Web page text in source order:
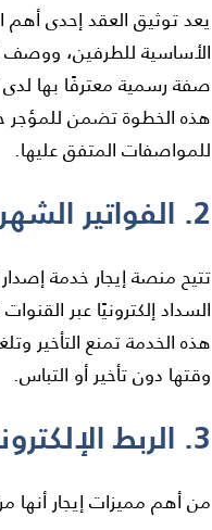
يعد توثيق العقد إحدى أهم
الأساسية للطرفين، ووصف
صفة رسمية معترفًا بها لدى
هذه الخطوة تضمن للمؤجر
للمواصفات المتفق عليها.
2. الفواتير الشهرية والسداد الإلكتروني
تتيح منصة إيجار خدمة
السداد إلكترونيًا عبر القنوات
هذه الخدمة تمنع التأخير
وقتها دون تأخير أو التباس.
3. الربط الإلكتروني مع الجهات الرسمية
من أهم مميزات إيجار أنها